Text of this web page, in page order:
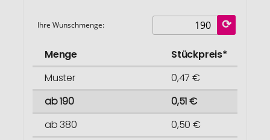
Ihre Wunschmenge:
Menge
Stückpreis*
Muster
0,47 €
ab 190
0,51 €
ab 380
0,50 €